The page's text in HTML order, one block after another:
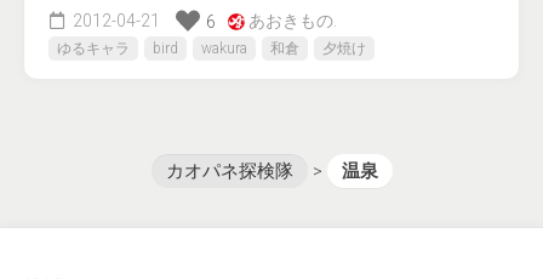
2012-04-21 6 あおきもの.
ゆるキャラ bird wakura 和倉 夕焼け
カオパネ探検隊 > 温泉